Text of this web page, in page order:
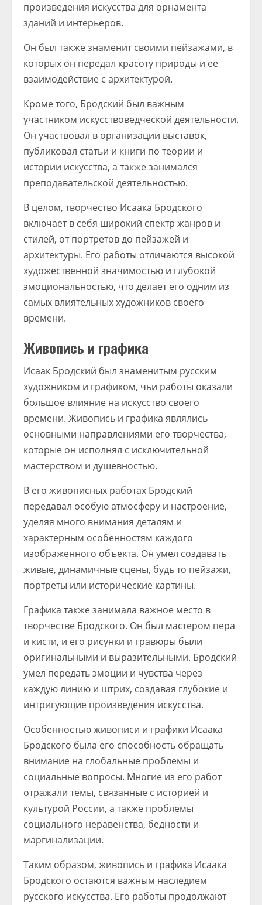
произведения искусства для орнамента
зданий и интерьеров.
Он был также знаменит своими пейзажами, в
которых он передал красоту природы и ее
взаимодействие с архитектурой.
Кроме того, Бродский был важным
участником искусствоведческой деятельности.
Он участвовал в организации выставок,
публиковал статьи и книги по теории и
истории искусства, а также занимался
преподавательской деятельностью.
В целом, творчество Исаака Бродского
включает в себя широкий спектр жанров и
стилей, от портретов до пейзажей и
архитектуры. Его работы отличаются высокой
художественной значимостью и глубокой
эмоциональностью, что делает его одним из
самых влиятельных художников своего
времени.
Живопись и графика
Исаак Бродский был знаменитым русским
художником и графиком, чьи работы оказали
большое влияние на искусство своего
времени. Живопись и графика являлись
основными направлениями его творчества,
которые он исполнял с исключительной
мастерством и душевностью.
В его живописных работах Бродский
передавал особую атмосферу и настроение,
уделяя много внимания деталям и
характерным особенностям каждого
изображенного объекта. Он умел создавать
живые, динамичные сцены, будь то пейзажи,
портреты или исторические картины.
Графика также занимала важное место в
творчестве Бродского. Он был мастером пера
и кисти, и его рисунки и гравюры были
оригинальными и выразительными. Бродский
умел передать эмоции и чувства через
каждую линию и штрих, создавая глубокие и
интригующие произведения искусства.
Особенностью живописи и графики Исаака
Бродского была его способность обращать
внимание на глобальные проблемы и
социальные вопросы. Многие из его работ
отражали темы, связанные с историей и
культурой России, а также проблемы
социального неравенства, бедности и
маргинализации.
Таким образом, живопись и графика Исаака
Бродского остаются важным наследием
русского искусства. Его работы продолжают